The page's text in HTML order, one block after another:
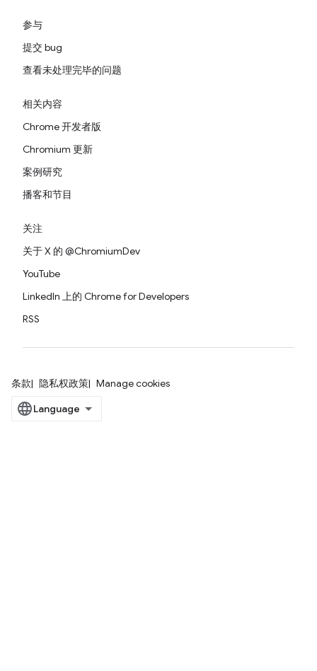
参与
提交 bug
查看未处理完毕的问题
相关内容
Chrome 开发者版
Chromium 更新
案例研究
播客和节目
关注
关于 X 的 @ChromiumDev
YouTube
LinkedIn 上的 Chrome for Developers
RSS
条款 隐私权政策 Manage cookies